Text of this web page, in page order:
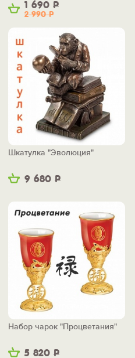
1 690 Р
2 990Р
9 680 Р
Шкатулка "Эволюция"
5 820 Р
Набор чарок "Процветания"